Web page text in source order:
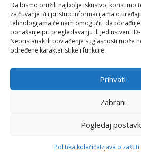
Da bismo pružili najbolje iskustvo, koristimo
za čuvanje i/ili pristup informacijama o
tehnologijama će nam omogućiti da
ponašanje pri pregledavanju ili jedinstveni
Nepristanak ili povlačenje suglasnosti može
određene karakteristike i funkcije.
Prihvati
Zabrani
Pogledaj
Politika kolačićaIzjava o
IBAN
(Zagrebačka banka
SWIFT: ZABAHR2X
Copyright All right reserved